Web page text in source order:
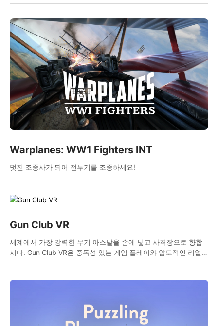
Warplanes: WW1 Fighters INT
멋진 조종사가 되어 전투기를 조종하세요!
Gun Club VR
세계에서 가장 강력한 무기 아스날을 손에 넣고 사격장으로 향합
시다. Gun Club VR은 중독성 있는 게임 플레이와 압도적인 리얼리